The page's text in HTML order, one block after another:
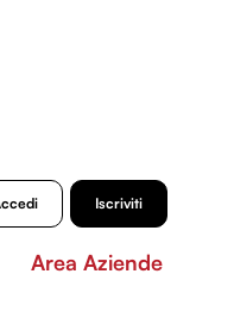
Iscriviti
Area Aziende